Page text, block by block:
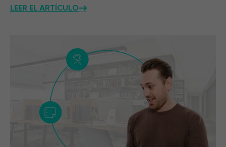
LEER EL ARTÍCULO